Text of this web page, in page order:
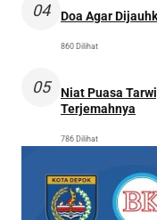
04 Doa Agar
860 Dilihat
05
Niat Puasa
Terjemahnya
786 Dilihat